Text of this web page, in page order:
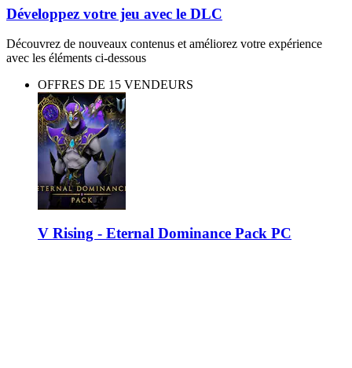
Développez votre jeu avec le DLC
Découvrez de nouveaux contenus et améliorez votre expérience
avec les éléments ci-dessous
OFFRES DE 15 VENDEURS
V Rising - Eternal Dominance Pack PC